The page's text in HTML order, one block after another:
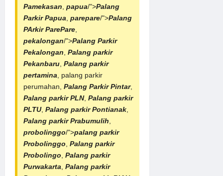
Pamekasan, papua/">Palang
Parkir Papua, parepare/">Palang
PArkir ParePare,
pekalongan/">Palang Parkir
Pekalongan, Palang parkir
Pekanbaru, Palang parkir
pertamina, palang parkir
perumahan, Palang Parkir Pintar,
Palang parkir PLN, Palang parkir
PLTU, Palang parkir Pontianak,
Palang parkir Prabumulih,
probolinggo/">palang parkir
Probolinggo, Palang parkir
Probolingo, Palang parkir
Purwakarta, Palang parkir